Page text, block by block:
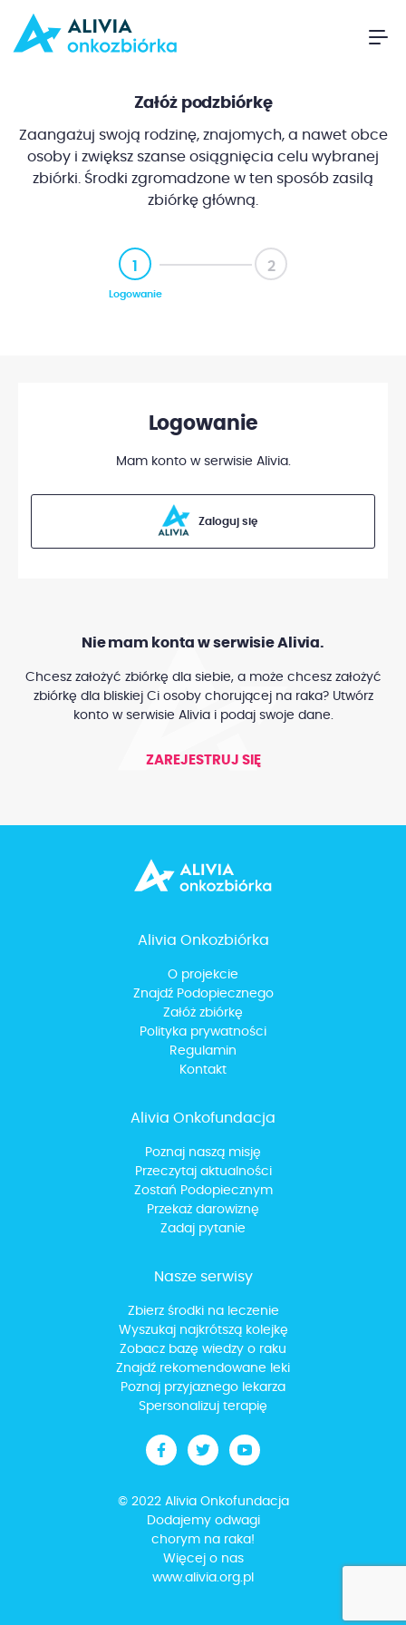
Załóż podzbiórkę
Zaangażuj swoją rodzinę, znajomych, a nawet obce
osoby i zwiększ szanse osiągnięcia celu wybranej
zbiórki. Środki zgromadzone w ten sposób zasilą
zbiórkę główną.
1
Logowanie
2
Logowanie
Mam konto w serwisie Alivia.
Zaloguj się
Nie mam konta w serwisie Alivia.
Chcesz założyć zbiórkę dla siebie, a może chcesz założyć
zbiórkę dla bliskiej Ci osoby chorującej na raka? Utwórz
konto w serwisie Alivia i podaj swoje dane.
ZAREJESTRUJ SIĘ
Alivia Onkozbiórka
O projekcie
Znajdź Podopiecznego
Załóż zbiórkę
Polityka prywatności
Regulamin
Kontakt
Alivia Onkofundacja
Poznaj naszą misję
Przeczytaj aktualności
Zostań Podopiecznym
Przekaż darowiznę
Zadaj pytanie
Nasze serwisy
Zbierz środki na leczenie
Wyszukaj najkrótszą kolejkę
Zobacz bazę wiedzy o raku
Znajdź rekomendowane leki
Poznaj przyjaznego lekarza
Spersonalizuj terapię
© 2022 Alivia Onkofundacja
Dodajemy odwagi
chorym na raka!
Więcej o nas
www.alivia.org.pl